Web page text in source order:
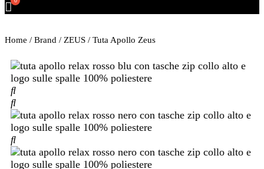
Home / Brand / ZEUS / Tuta Apollo Zeus